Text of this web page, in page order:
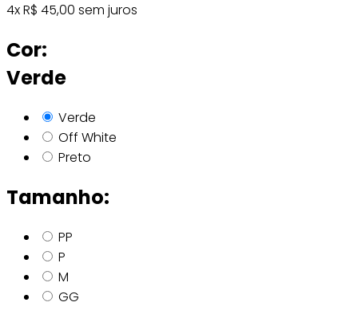
4xR$ 45,00 sem juros
Cor:
Verde
Verde
Off White
Preto
Tamanho:
PP
P
M
GG